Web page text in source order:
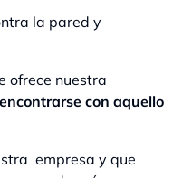
la pared y
ofrece nuestra
encontrarse con aquello
empresa y que